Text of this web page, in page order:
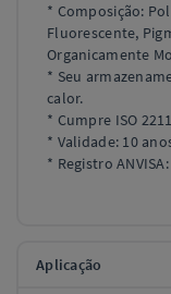
* Composição:
Fluorescente,
Organicamente
* Seu
calor.
* Cumpre ISO
* Validade: 10
* Registro
Aplicação